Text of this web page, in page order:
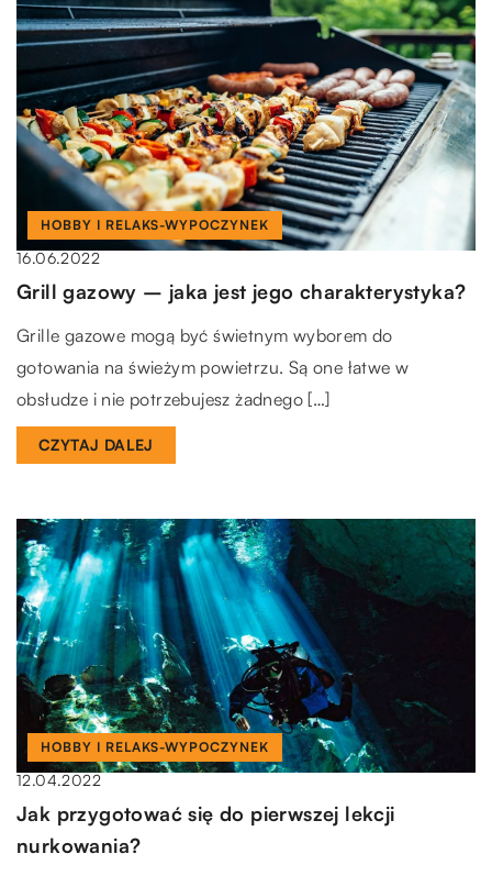
HOBBY I RELAKS-WYPOCZYNEK
16.06.2022
Grill gazowy – jaka jest jego charakterystyka?
Grille gazowe mogą być świetnym wyborem do
gotowania na świeżym powietrzu. Są one łatwe w
obsłudze i nie potrzebujesz żadnego […]
CZYTAJ DALEJ
HOBBY I RELAKS-WYPOCZYNEK
12.04.2022
Jak przygotować się do pierwszej lekcji
nurkowania?